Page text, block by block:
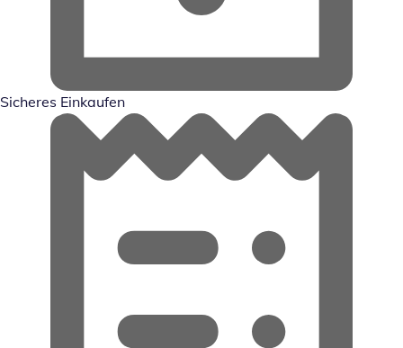
Sicheres Einkaufen